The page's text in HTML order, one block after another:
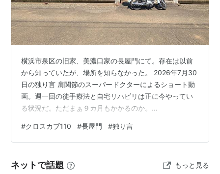
横浜市泉区の旧家、美濃口家の長屋門にて。存在は以前
から知っていたが、場所を知らなかった。 2026年7月30
日の独り言 肩関節のスーパードクターによるショート動
画。週一回の徒手療法と自宅リハビリは正に今やってい
る状況だ。ただまぁ９カ月もかかるのか。
がブラック化してきている。 顔がいかにもそういうこと
しそう。わがままな子供かよって感じ。カジノ撤回だけ
ハラ7項目認定 第三者委が報告書 | 毎日新聞
#クロスカブ110 #長屋門 #独り言
ネットで話題 もっと見る